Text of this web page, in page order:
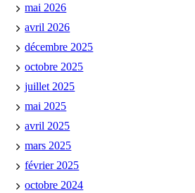
mai 2026
avril 2026
décembre 2025
octobre 2025
juillet 2025
mai 2025
avril 2025
mars 2025
février 2025
octobre 2024